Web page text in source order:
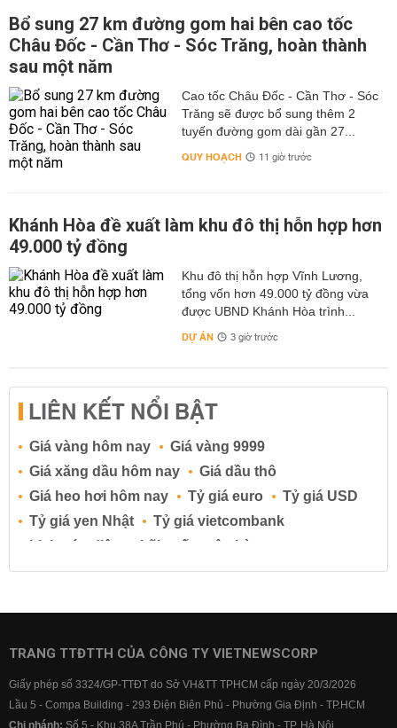
Bổ sung 27 km đường gom hai bên cao tốc
Châu Đốc - Cần Thơ - Sóc Trăng, hoàn thành
sau một năm
Cao tốc Châu Đốc - Cần Thơ - Sóc
Trăng sẽ được bổ sung thêm 2
tuyến đường gom dài gần 27...
QUY HOẠCH 11 giờ trước
Khánh Hòa đề xuất làm khu đô thị hỗn hợp hơn
49.000 tỷ đồng
Khu đô thị hỗn hợp Vĩnh Lương,
tổng vốn hơn 49.000 tỷ đồng vừa
được UBND Khánh Hòa trình...
DỰ ÁN 3 giờ trước
LIÊN KẾT NỔI BẬT
Giá vàng hôm nay
Giá vàng 9999
Giá xăng dầu hôm nay
Giá dầu thô
Giá heo hơi hôm nay
Tỷ giá euro
Tỷ giá USD
Tỷ giá yen Nhật
Tỷ giá vietcombank
Lịch cúp điện
Lãi suất ngân hàng
Lãi suất tiết kiệm
Lãi suất tiền gửi
Lãi suất ngân hàng BIDV
Lãi suất ngân hàng Vietcombank
TRANG TTĐTTH CỦA CÔNG TY VIETNEWSCORP
Giấy phép số 3324/GP-TTĐT do Sở VH&TT TPHCM cấp ngày 20/3/2026
Lầu 5 - Compa Building - 293 Điện Biên Phủ - Phường Gia Định - TP.HCM